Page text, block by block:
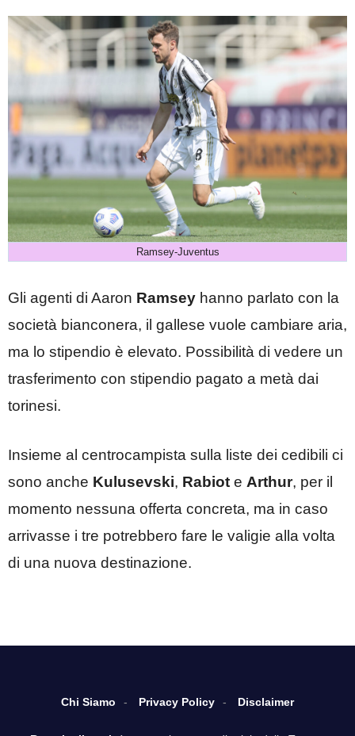
Ramsey-Juventus
Gli agenti di Aaron Ramsey hanno parlato con la
società bianconera, il gallese vuole cambiare aria,
ma lo stipendio è elevato. Possibilità di vedere un
trasferimento con stipendio pagato a metà dai
torinesi.
Insieme al centrocampista sulla liste dei cedibili ci
sono anche Kulusevski, Rabiot e Arthur, per il
momento nessuna offerta concreta, ma in caso
arrivasse i tre potrebbero fare le valigie alla volta
di una nuova destinazione.
Chi Siamo Privacy Policy Disclaimer